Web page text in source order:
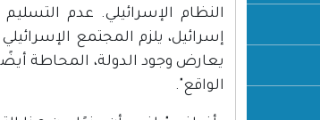
النظام الإسرائيلي. عدم
إسرائيل، يلزم المجتمع
يعارض وجود الدولة، المحاطة
الواقع".